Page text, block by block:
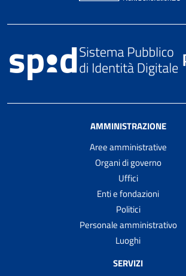
AMMINISTRAZIONE
Aree amministrative
Organi di governo
Uffici
Enti e fondazioni
Politici
Personale amministrativo
Luoghi
SERVIZI